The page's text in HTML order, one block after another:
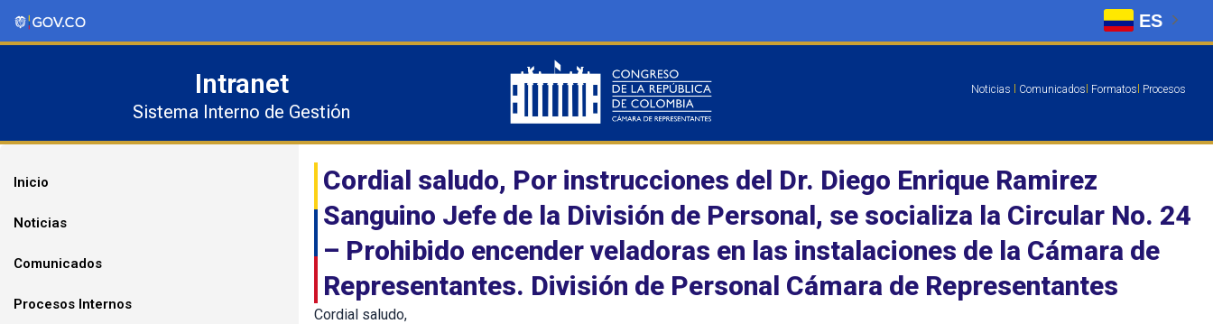
Intranet
Sistema Interno de Gestión
Noticias Comunicados Formatos Procesos
Inicio
Noticias
Comunicados
Procesos Internos
Cordial saludo, Por instrucciones del Dr. Diego Enrique Ramirez
Sanguino Jefe de la División de Personal, se socializa la Circular No. 24
– Prohibido encender veladoras en las instalaciones de la Cámara de
Representantes. División de Personal Cámara de Representantes
Cordial saludo,
ES